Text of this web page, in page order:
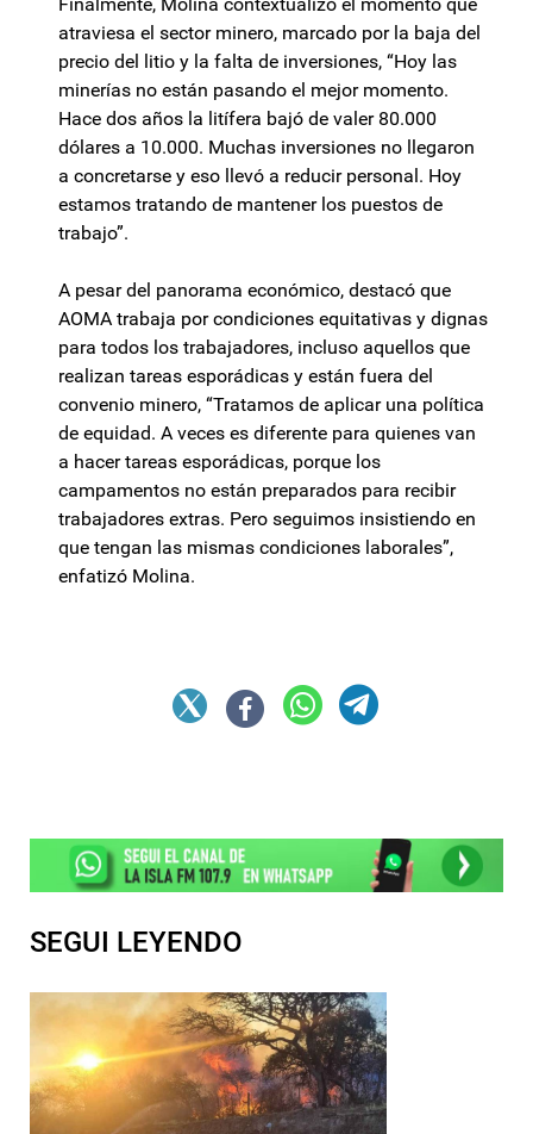
atraviesa el sector minero, marcado por la baja del
precio del litio y la falta de inversiones, “Hoy las
minerías no están pasando el mejor momento.
Hace dos años la litífera bajó de valer 80.000
dólares a 10.000. Muchas inversiones no llegaron
a concretarse y eso llevó a reducir personal. Hoy
estamos tratando de mantener los puestos de
trabajo”.
A pesar del panorama económico, destacó que
AOMA trabaja por condiciones equitativas y dignas
para todos los trabajadores, incluso aquellos que
realizan tareas esporádicas y están fuera del
convenio minero, “Tratamos de aplicar una política
de equidad. A veces es diferente para quienes van
a hacer tareas esporádicas, porque los
campamentos no están preparados para recibir
trabajadores extras. Pero seguimos insistiendo en
que tengan las mismas condiciones laborales”,
enfatizó Molina.
SEGUI LEYENDO